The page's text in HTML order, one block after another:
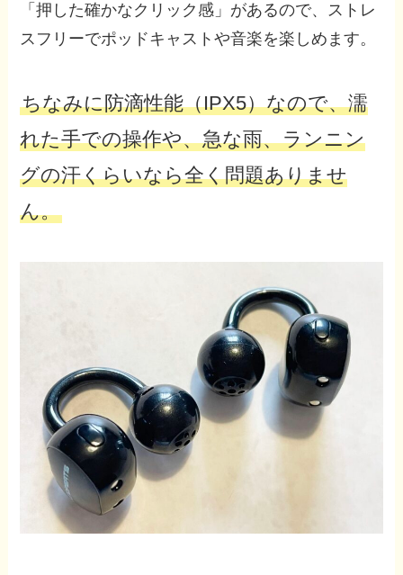
「押した確かなクリック感」があるので、ストレ
スフリーでポッドキャストや音楽を楽しめます。
ちなみに防滴性能（IPX5）なので、濡
れた手での操作や、急な雨、ランニン
グの汗くらいなら全く問題ありませ
ん。